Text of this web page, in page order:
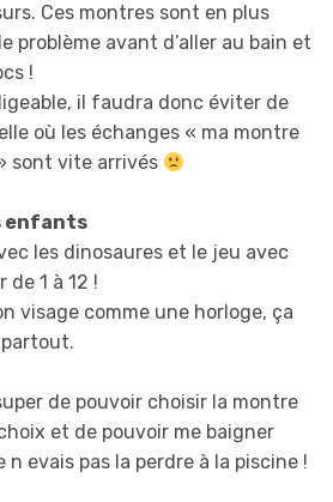
Ces montres sont en plus
problème avant d’aller au bain et
!
il faudra donc éviter de
où les échanges « ma montre
sont vite arrivés
enfants
les dinosaures et le jeu avec
de 1 à 12 !
visage comme une horloge, ça
de pouvoir choisir la montre
et de pouvoir me baigner
n evais pas la perdre à la piscine !